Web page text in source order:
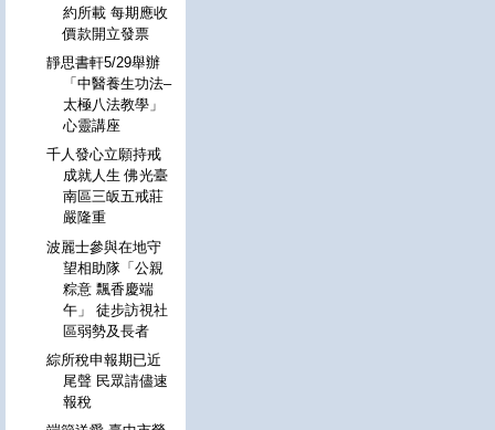
約所載 每期應收
價款開立發票
靜思書軒5/29舉辦
「中醫養生功法–
太極八法教學」
心靈講座
千人發心立願持戒
成就人生 佛光臺
南區三皈五戒莊
嚴隆重
波麗士參與在地守
望相助隊「公親
粽意 飄香慶端
午」 徒步訪視社
區弱勢及長者
綜所稅申報期已近
尾聲 民眾請儘速
報稅